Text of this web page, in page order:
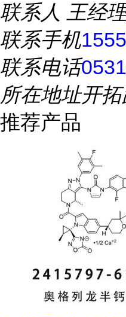
联系人 王经
联系手机
联系电话
所在地址开
推荐产品